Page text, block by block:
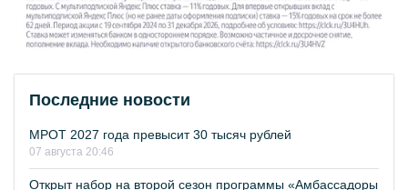
Последние новости
МРОТ 2027 года превысит 30 тысяч рублей
07 августа 20:46
Открыт набор на второй сезон программы «Амбассадоры